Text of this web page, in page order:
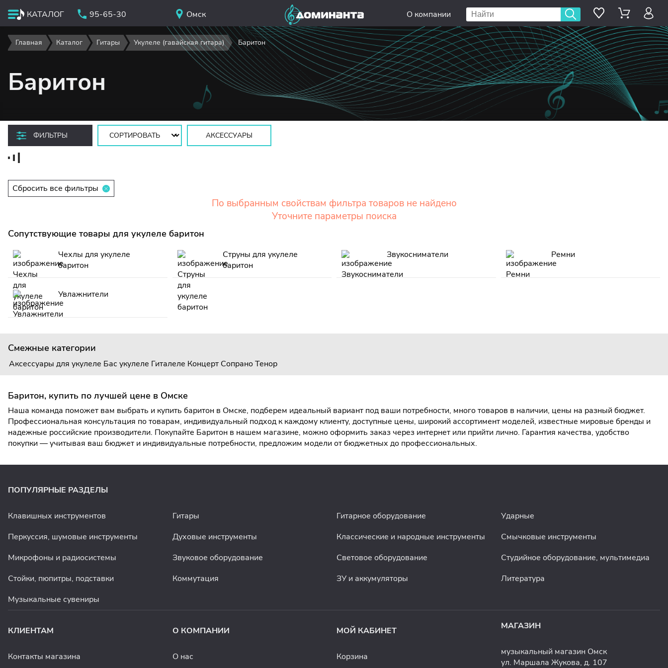
КАТАЛОГ 95-65-30 Омск О компании
Главная Каталог Гитары Укулеле (гавайская гитара) Баритон
Баритон
ФИЛЬТРЫ АКСЕССУАРЫ
Сбросить все фильтры
По выбранным свойствам фильтра товаров не найдено
Уточните параметры поиска
Сопутствующие товары для укулеле баритон
Чехлы для укулеле
баритон
Струны для укулеле
баритон
Звукосниматели Ремни
Увлажнители
Смежные категории
Аксессуары для укулеле Бас укулеле Гиталеле Концерт СопраноТенор
Баритон, купить по лучшей цене в Омске
Наша команда поможет вам выбрать и купить баритон в Омске, подберем идеальный вариант под ваши потребности, много товаров в наличии, цены на разный бюджет.
Профессиональная консультация по товарам, индивидуальный подход к каждому клиенту, доступные цены, широкий ассортимент моделей, известные мировые бренды и
надежные российские производители. Покупайте Баритон в нашем магазине, можно оформить заказ через интернет или прийти лично. Гарантия качества, удобство
покупки — учитывая ваш бюджет и индивидуальные потребности, предложим модели от бюджетных до профессиональных.
ПОПУЛЯРНЫЕ РАЗДЕЛЫ
Клавишных инструментов Гитары Гитарное оборудование
Ударные
Перкуссия, шумовые инструменты
Духовые инструменты Классические и народные инструменты
Смычковые инструменты
Микрофоны и радиосистемы
Звуковое оборудование Световое оборудование
Студийное оборудование, мультимедиа
Стойки, пюпитры, подставки
Коммутация ЗУ и аккумуляторы
Литература
Музыкальные сувениры
КЛИЕНТАМ
Контакты магазина
О КОМПАНИИ
О нас
МОЙ КАБИНЕТ
Корзина
МАГАЗИН
музыкальный магазин Омск
ул. Маршала Жукова, д. 107